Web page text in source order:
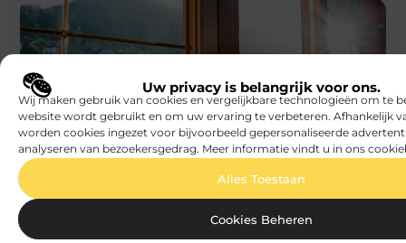
Uw privacy is belangrijk voor ons.
Wij maken gebruik van cookies en vergelijkbare technologieën om te
website wordt gebruikt en om uw ervaring te verbeteren. Afhankelijk
worden cookies ingezet voor bijvoorbeeld gepersonaliseerde
analyseren van bezoekersgedrag. Meer informatie vindt u in ons
Alles Toestaan
Cookies Beheren
DIENSTVERLENING
Beech
IJzerwaren in Antwerpen met duurzame
Wie vandaag investeert in zijn woning of bedrijfspand,
kijkt verder dan enkel functionaliteit. Hoogwaardige
ijzerwaren in Antwerpen bieden niet alleen